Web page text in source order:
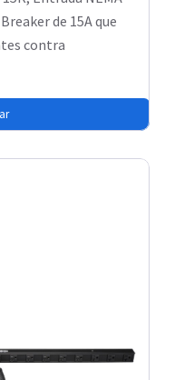
de 15A que
contra